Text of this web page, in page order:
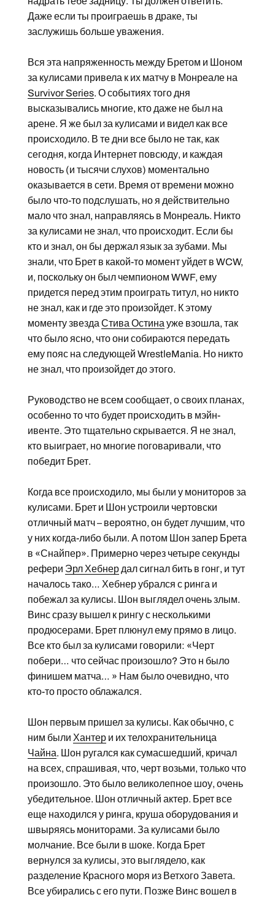
Даже если ты проиграешь в драке, ты
заслужишь больше уважения.
Вся эта напряженность между Бретом и Шоном
за кулисами привела к их матчу в Монреале на
Survivor Series. О событиях того дня
высказывались многие, кто даже не был на
арене. Я же был за кулисами и видел как все
происходило. В те дни все было не так, как
сегодня, когда Интернет повсюду, и каждая
новость (и тысячи слухов) моментально
оказывается в сети. Время от времени можно
было что-то подслушать, но я действительно
мало что знал, направляясь в Монреаль. Никто
за кулисами не знал, что происходит. Если бы
кто и знал, он бы держал язык за зубами. Мы
знали, что Брет в какой-то момент уйдет в WCW,
и, поскольку он был чемпионом WWF, ему
придется перед этим проиграть титул, но никто
не знал, как и где это произойдет. К этому
моменту звезда Стива Остина уже взошла, так
что было ясно, что они собираются передать
ему пояс на следующей WrestleMania. Но никто
не знал, что произойдет до этого.
Руководство не всем сообщает, о своих планах,
особенно то что будет происходить в мэйн-
ивенте. Это тщательно скрывается. Я не знал,
кто выиграет, но многие поговаривали, что
победит Брет.
Когда все происходило, мы были у мониторов за
кулисами. Брет и Шон устроили чертовски
отличный матч – вероятно, он будет лучшим, что
у них когда-либо были. А потом Шон запер Брета
в «Снайпер». Примерно через четыре секунды
рефери Эрл Хебнердал сигнал бить в гонг, и тут
началось тако… Хебнер убрался с ринга и
побежал за кулисы. Шон выглядел очень злым.
Винс сразу вышел к рингу с несколькими
продюсерами. Брет плюнул ему прямо в лицо.
Все кто был за кулисами говорили: «Черт
побери… что сейчас произошло? Это н было
финишем матча… » Нам было очевидно, что
кто-то просто облажался.
Шон первым пришел за кулисы. Как обычно, с
ним были Хантери их телохранительница
Чайна. Шон ругался как сумасшедший, кричал
на всех, спрашивая, что, черт возьми, только что
произошло. Это было великолепное шоу, очень
убедительное. Шон отличный актер. Брет все
еще находился у ринга, круша оборудования и
швыряясь мониторами. За кулисами было
молчание. Все были в шоке. Когда Брет
вернулся за кулисы, это выглядело, как
разделение Красного моря из Ветхого Завета.
Все убирались с его пути. Позже Винс вошел в